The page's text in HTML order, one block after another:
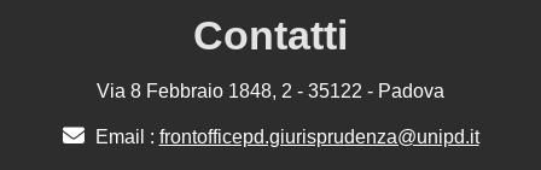
Contatti
Via 8 Febbraio 1848, 2 - 35122 - Padova
Email : frontofficepd.giurisprudenza@unipd.it